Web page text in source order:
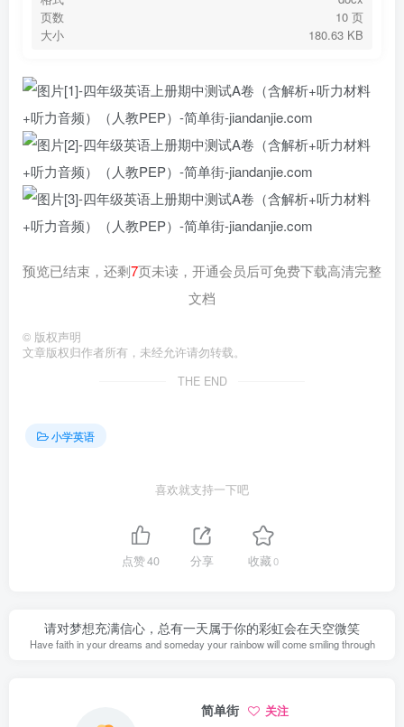
页数
10 页
大小
180.63 KB
预览已结束，还剩7页未读，开通会员后可免费下载高清完整
文档
© 版权声明
文章版权归作者所有，未经允许请勿转载。
THE END
小学英语
喜欢就支持一下吧
点赞40 分享 收藏0
请对梦想充满信心，总有一天属于你的彩虹会在天空微笑
Have faith in your dreams and someday your rainbow will come smiling through
简单街 关注